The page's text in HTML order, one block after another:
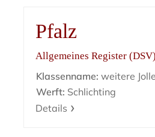
Pfalz
Allgemeines Register (DSV)
Klassenname: weitere
Werft: Schlichting
Details